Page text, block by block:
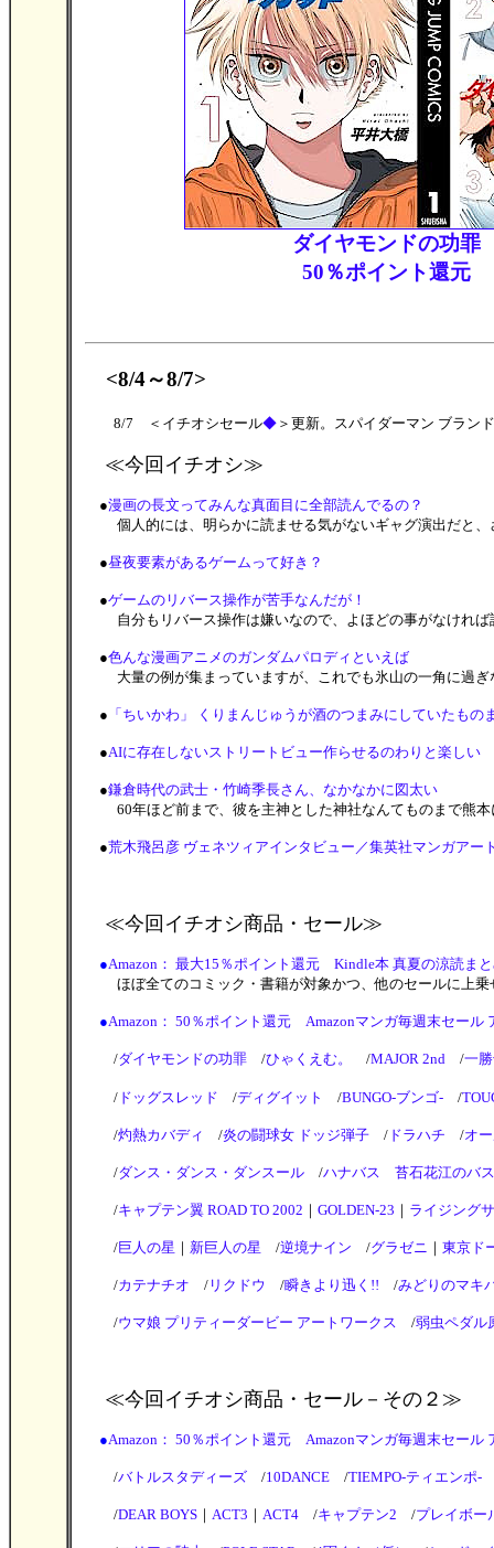
ダイヤモンドの功罪
50％ポイント還元
<8/4～8/7>
8/7 ＜イチオシセール◆ ＞更新。スパイダーマン ブラン
≪今回イチオシ≫
●漫画の長文ってみんな真面目に全部読んでるの？
個人的には、明らかに読ませる気がないギャグ演出だと、
●昼夜要素があるゲームって好き？
●ゲームのリバース操作が苦手なんだが！
自分もリバース操作は嫌いなので、よほどの事がなければ
●色んな漫画アニメのガンダムパロディといえば
大量の例が集まっていますが、これでも氷山の一角に過ぎ
● 「ちいかわ」 くりまんじゅうが酒のつまみにしていたもの
●AIに存在しないストリートビュー作らせるのわりと楽しい
●鎌倉時代の武士・竹崎季長さん、なかなかに図太い
60年ほど前まで、彼を主神とした神社なんてものまで熊本
●荒木飛呂彦 ヴェネツィアインタビュー／集英社マンガアー
≪今回イチオシ商品・セール≫
●Amazon： 最大15％ポイント還元 Kindle本 真夏の涼読ま
ほぼ全てのコミック・書籍が対象かつ、他のセールに上乗
●Amazon： 50％ポイント還元 Amazonマンガ毎週末セール
/ダイヤモンドの功罪 /ひゃくえむ。 /MAJOR 2nd /一
/ ドッグスレッド /ディグイット /BUNGO-ブンゴ- /
/灼熱カバディ /炎の闘球女 ドッジ弾子 / ドラハチ /オ
/ダンス・ダンス・ダンスール /ハナバス 苔石花江のバ
/キャプテン翼 ROAD TO 2002 ｜ GOLDEN-23 ｜ ライジング
/巨人の星 ｜ 新巨人の星 /逆境ナイン /グラゼニ ｜ 東京ド
/カテナチオ / リクドウ /瞬きより迅く!! /みどりのマキ
/ウマ娘 プリティーダービー アートワークス /弱虫ペダル
≪今回イチオシ商品・セール －その２≫
●Amazon： 50％ポイント還元 Amazonマンガ毎週末セー
/バトルスタディーズ /10DANCE /TIEMPO-ティエンポ-
/DEAR BOYS ｜ ACT3 ｜ ACT4 /キャプテン2 /プレイボー